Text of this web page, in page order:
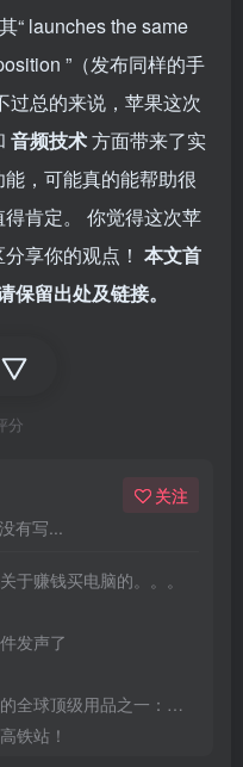
“ launches the same
”（发布同样的手
过总的来说，苹果这次
音频技术方面带来了实
，可能真的能帮助很
肯定。 你觉得这次苹
享你的观点！ 本文首
保留出处及链接。
分
有写...
关注
于赚钱买电脑的。。。
发声了
用品之一：WD-40润滑除锈剂！
铁站！